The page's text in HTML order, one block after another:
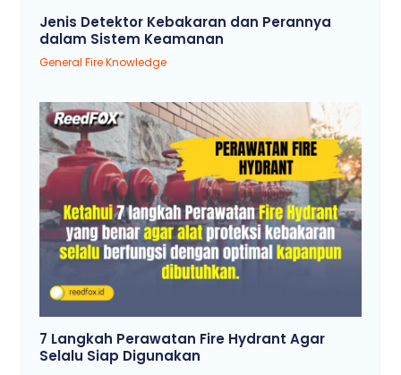
Jenis Detektor Kebakaran dan Perannya
dalam Sistem Keamanan
General Fire Knowledge
7 Langkah Perawatan Fire Hydrant Agar
Selalu Siap Digunakan